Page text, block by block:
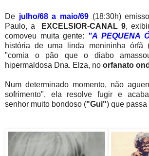
De julho/68 a maio/69 (18:30h)
Paulo, a
EXCELSIOR-CANAL 9,
comoveu muita gente: "A PEQUENA
história de uma linda menininha órfã
"comia o pão que o diabo
hipermaldosa Dna. Elza, no orfanato
Num determinado momento, não
sofrimento", ela resolve fugir e
senhor muito bondoso ("Gui") que passa